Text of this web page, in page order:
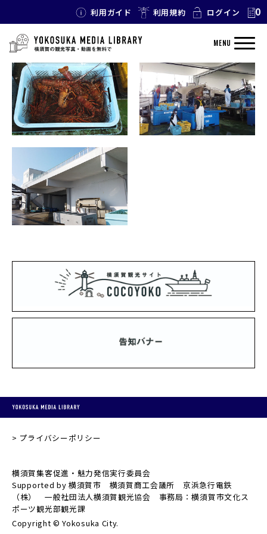
利用ガイド 利用規約 ログイン 0
MENU
TAG: 長井漁港
プライバシーポリシー
横須賀集客促進・魅力発信実行委員会
Supported by 横須賀市 横須賀商工会議所 京浜急行電鉄
（株） 一般社団法人横須賀観光協会 事務局：横須賀市文化ス
ポーツ観光部観光課
Copyright © Yokosuka City.